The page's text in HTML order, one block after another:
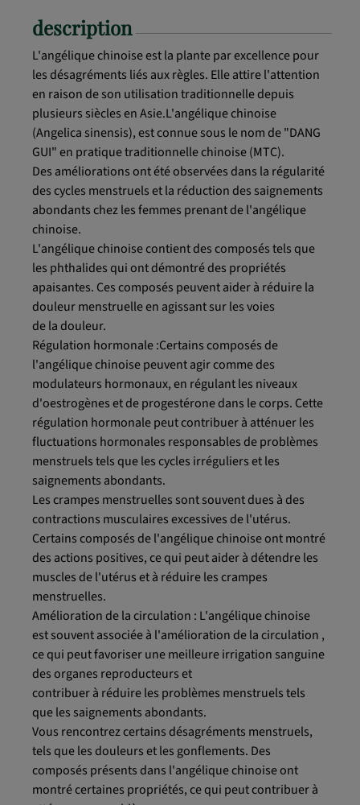
description
L'angélique chinoise est la plante par excellence pour
les désagréments liés aux règles. Elle attire l'attention
en raison de son utilisation traditionnelle depuis
plusieurs siècles en Asie.L'angélique chinoise
(Angelica sinensis), est connue sous le nom de "DANG
GUI" en pratique traditionnelle chinoise (MTC).
Des améliorations ont été observées dans la régularité
des cycles menstruels et la réduction des saignements
abondants chez les femmes prenant de l'angélique
chinoise.
L'angélique chinoise contient des composés tels que
les phthalides qui ont démontré des propriétés
apaisantes. Ces composés peuvent aider à réduire la
douleur menstruelle en agissant sur les voies
de la douleur.
Régulation hormonale :Certains composés de
l'angélique chinoise peuvent agir comme des
modulateurs hormonaux, en régulant les niveaux
d'oestrogènes et de progestérone dans le corps. Cette
régulation hormonale peut contribuer à atténuer les
fluctuations hormonales responsables de problèmes
menstruels tels que les cycles irréguliers et les
saignements abondants.
Les crampes menstruelles sont souvent dues à des
contractions musculaires excessives de l'utérus.
Certains composés de l'angélique chinoise ont montré
des actions positives, ce qui peut aider à détendre les
muscles de l'utérus et à réduire les crampes
menstruelles.
Amélioration de la circulation : L'angélique chinoise
est souvent associée à l'amélioration de la circulation ,
ce qui peut favoriser une meilleure irrigation sanguine
des organes reproducteurs et
contribuer à réduire les problèmes menstruels tels
que les saignements abondants.
Vous rencontrez certains désagréments menstruels,
tels que les douleurs et les gonflements. Des
composés présents dans l'angélique chinoise ont
montré certaines propriétés, ce qui peut contribuer à